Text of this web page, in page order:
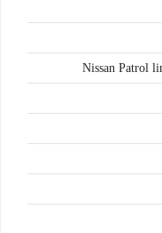
Nissan Patrol